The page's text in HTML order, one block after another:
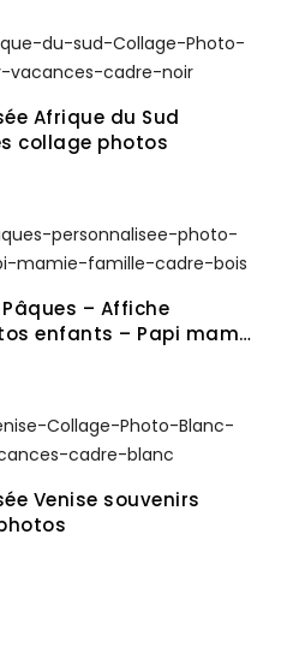
Afrique du Sud
collage photos
– Affiche
enfants – Papi mamie
Venise souvenirs